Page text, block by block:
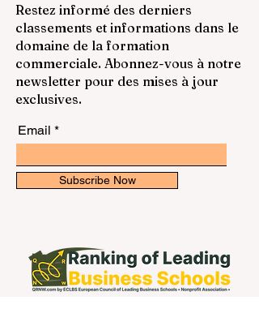
Restez informé des derniers
classements et informations dans le
domaine de la formation
commerciale. Abonnez-vous à notre
newsletter pour des mises à jour
exclusives.
Email
Subscribe Now